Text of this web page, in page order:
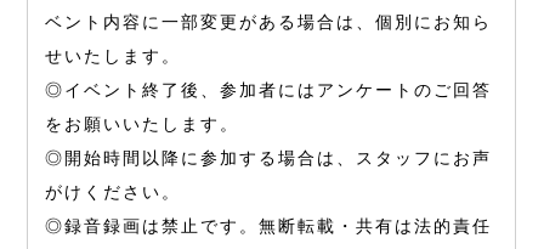
ベント内容に一部変更がある場合は、個別にお知ら
せいたします。
◎イベント終了後、参加者にはアンケートのご回答
をお願いいたします。
◎開始時間以降に参加する場合は、スタッフにお声
がけください。
◎録音録画は禁止です。無断転載・共有は法的責任